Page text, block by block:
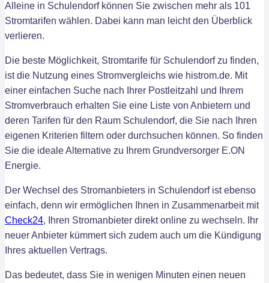
Alleine in Schulendorf können Sie zwischen mehr als 101
Stromtarifen wählen. Dabei kann man leicht den Überblick
verlieren.
Die beste Möglichkeit, Stromtarife für Schulendorf zu finden,
ist die Nutzung eines Stromvergleichs wie histrom.de. Mit
einer einfachen Suche nach Ihrer Postleitzahl und Ihrem
Stromverbrauch erhalten Sie eine Liste von Anbietern und
deren Tarifen für den Raum Schulendorf, die Sie nach Ihren
eigenen Kriterien filtern oder durchsuchen können. So finden
Sie die ideale Alternative zu Ihrem Grundversorger E.ON
Energie.
Der Wechsel des Stromanbieters in Schulendorf ist ebenso
einfach, denn wir ermöglichen Ihnen in Zusammenarbeit mit
Check24, Ihren Stromanbieter direkt online zu wechseln. Ihr
neuer Anbieter kümmert sich zudem auch um die Kündigung
Ihres aktuellen Vertrags.
Das bedeutet, dass Sie in wenigen Minuten einen neuen